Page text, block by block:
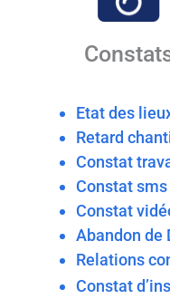
Etat des
Retard
Constat
Constat sms
Constat
Abandon de
Relations
Constat